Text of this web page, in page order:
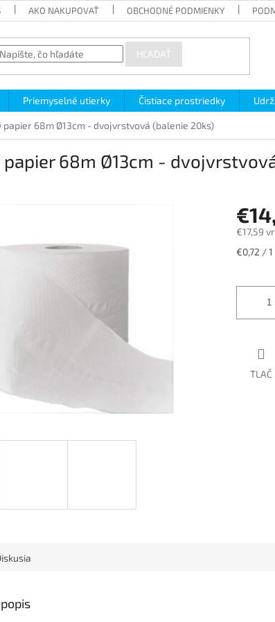
AKO NAKUPOVAŤ OBCHODNÉ PODMIENKY
HĽADAŤ
Priemyselné utierky Čistiace prostriedky
papier 68m Ø13cm - dvojvrstvová (balenie 20ks)
papier 68m Ø13cm -
€17,59
€0,72 / 1
TLAČ